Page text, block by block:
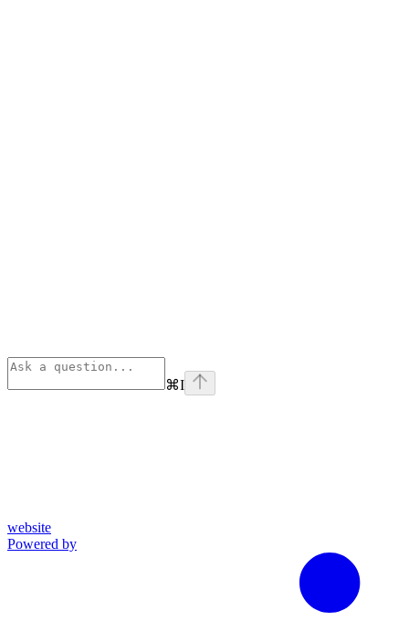
⌘I
website
Powered by